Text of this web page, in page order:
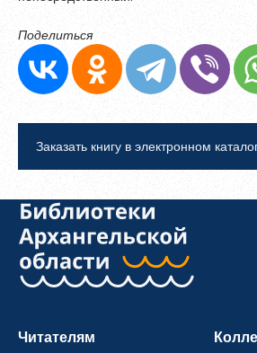
Поделиться
Заказать книгу в электронном
Читателям